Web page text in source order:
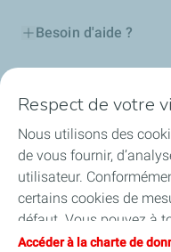
Besoin d'aide ?
Certificats
Nos partenaires
Collaborer avec
Accessibilité
Respect de votre
Nous utilisons des
de vous fournir,
utilisateur.
certains cookies de
défaut. Vous pouvez à
paramètres de cookies
Accéder à la charte de